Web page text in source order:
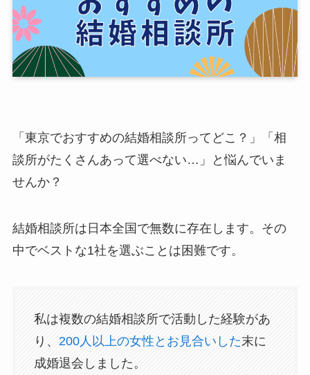
「東京でおすすめの結婚相談所ってどこ？」「相
談所がたくさんあって選べない…」と悩んでいま
せんか？
結婚相談所は日本全国で無数に存在します。その
中でベストな1社を選ぶことは困難です。
私は複数の結婚相談所で活動した経験があ
り、 200人以上の女性とお見合いした末に
成婚退会しました。